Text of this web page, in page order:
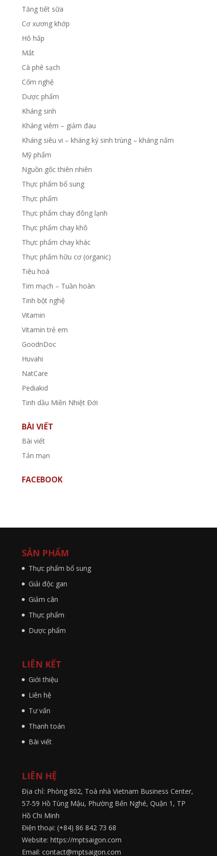
Tăng tiết sữa
Cơ xương khớp
Hô hấp
Mắt
Cà phê sạch
Cốm nghệ
Dược phẩm
Kháng sinh
Kháng viêm – giảm đau
Kháng siêu vi – kháng ký sinh trùng – kháng nấm
Mỹ phẩm
Nguồn gốc thiên nhiên
Thực phẩm bổ sung
Thực phẩm
Thực phẩm chay đông lạnh
Thực phẩm chay khô
Thực phẩm chay khác
Thực phẩm hữu cơ (organic)
Tiêu hoá
Tim mạch – Tuần hoàn
Tinh bột nghệ
Vitamin
Vitamin trẻ em
GoodnDoc
Huvahi
NatCare
Pediakid
Tinh dầu Miền Nhiệt Đới
BÀI VIẾT
Bài viết
Tản mạn
FACEBOOK
SẢN PHẨM
Thực phẩm bổ sung
Giải độc gan
Giảm cân
Thực phẩm
Dược phẩm
LIÊN KẾT
Giới thiệu
Liên hệ
Tư vấn
Thanh toán
Bài viết
LIÊN HỆ
Địa chỉ: Phòng 802, Toà nhà Vietnam Business Center,
57-59 Hồ Tùng Mậu, Phường Bến Nghé, Quận 1, TP
Hồ Chi Minh
Điện thoại: (+84) 86 842 73 68
Website: https://mptsaigon.com
Email: contact@mptsaigon.com